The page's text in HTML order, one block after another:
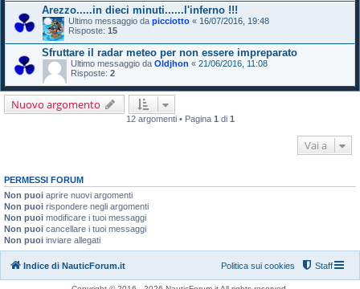
Arezzo.....in dieci minuti......l'inferno !!!
Ultimo messaggio da picciotto « 16/07/2016, 19:48
Risposte: 15
Sfruttare il radar meteo per non essere impreparato
Ultimo messaggio da Oldjhon « 21/06/2016, 11:08
Risposte: 2
Nuovo argomento
12 argomenti • Pagina 1 di 1
Vai a
PERMESSI FORUM
Non puoi aprire nuovi argomenti
Non puoi rispondere negli argomenti
Non puoi modificare i tuoi messaggi
Non puoi cancellare i tuoi messaggi
Non puoi inviare allegati
Indice di NauticForum.it Staff
Politica sui cookies